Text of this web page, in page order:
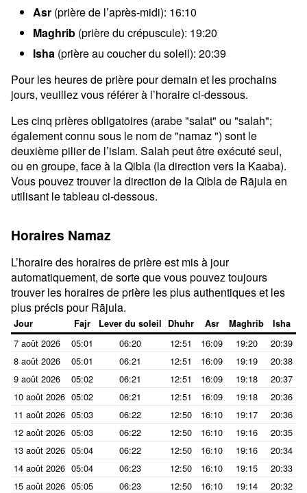
Asr (prière de l’après-midi): 16:10
Maghrib (prière du crépuscule): 19:20
Isha (prière au coucher du soleil): 20:39
Pour les heures de prière pour demain et les prochains
jours, veuillez vous référer à l’horaire ci-dessous.
Les cinq prières obligatoires (arabe "salat" ou "salah";
également connu sous le nom de "namaz ") sont le
deuxième pilier de l’islam. Salah peut être exécuté seul,
ou en groupe, face à la Qibla (la direction vers la Kaaba).
Vous pouvez trouver la direction de la Qibla de Rājula en
utilisant le tableau ci-dessous.
Horaires Namaz
L’horaire des horaires de prière est mis à jour
automatiquement, de sorte que vous pouvez toujours
trouver les horaires de prière les plus authentiques et les
plus précis pour Rājula.
Jour Fajr Lever du soleil Dhuhr Asr Maghrib Isha
7 août 2026 05:01 06:20 12:51 16:09 19:20
20:39
8 août 2026
05:01 06:21 12:51 16:09 19:19
20:38
9 août 2026
05:02 06:21 12:51 16:09 19:18
20:37
10 août 2026 05:02 06:21 12:51 16:09 19:18
20:36
11 août 2026 05:03 06:22 12:50 16:10 19:17
20:36
12 août 2026 05:03 06:22 12:50 16:10 19:16
20:35
13 août 2026 05:04 06:22 12:50 16:10 19:16
20:34
14 août 2026 05:04 06:23 12:50 16:10 19:15
20:33
15 août 2026 05:05 06:23 12:50 16:10 19:14
20:32